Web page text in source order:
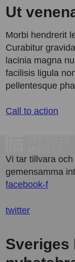
Ut
Morbi hendrerit
Curabitur
lacinia magna
facilisis ligula
pellentesque
Call to action
Vi tar tillvara
gemensamma
facebook-f
twitter
Sveriges